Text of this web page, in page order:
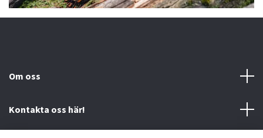
Om oss
Kontakta oss här!